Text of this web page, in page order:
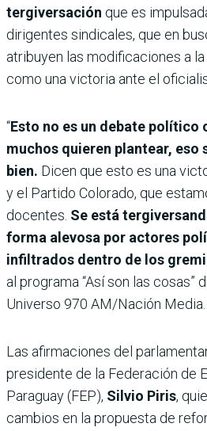
tergiversación que es
dirigentes sindicales, que en
atribuyen las modificaciones a
como una victoria ante el
“Esto no es un debate político
muchos quieren plantear, eso
bien. Dicen que esto es una
y el Partido Colorado, que
docentes. Se está
forma alevosa por actores
infiltrados dentro de los
al programa “Así son las cosas”
Universo 970 AM/Nación Media.
Las afirmaciones del
presidente de la Federación de
Paraguay (FEP), Silvio Piris,
cambios en la propuesta de